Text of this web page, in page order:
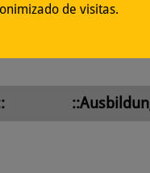
de visitas.